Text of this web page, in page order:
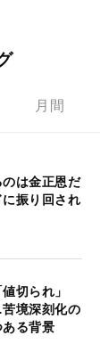
月間
は金正恩だ
振り回され
切られ」
境深刻化の
る背景